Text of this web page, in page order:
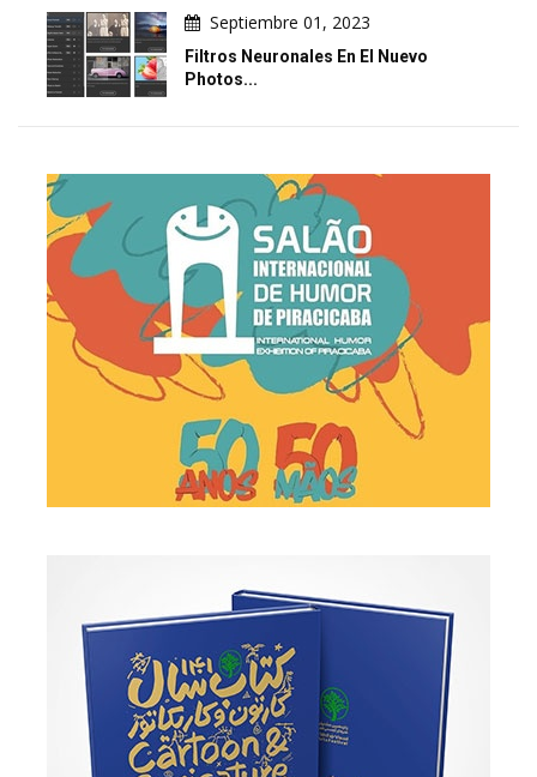
Septiembre 01, 2023
Filtros Neuronales En El Nuevo
Photos...